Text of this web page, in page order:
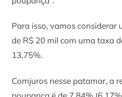
Para isso, vamos considerar
de R$ 20 mil com uma taxa
13,75%.
Comjuros nesse patamar, a